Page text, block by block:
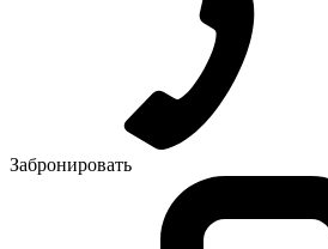
Забронировать